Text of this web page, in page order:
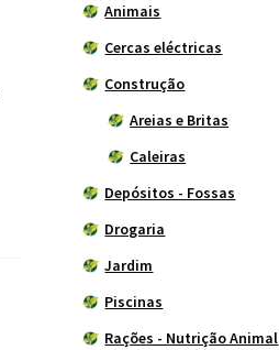
Animais
Cercas eléctricas
Construção
Areias e Britas
Caleiras
Depósitos - Fossas
Drogaria
Jardim
Piscinas
Rações - Nutrição Animal